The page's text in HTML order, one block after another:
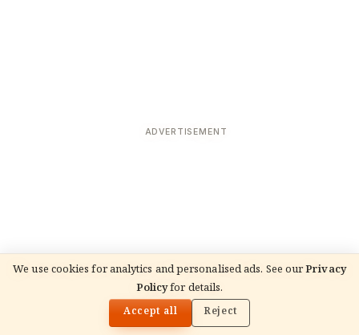
We use cookies for analytics and personalised ads. See ourPrivacy
Policyfor details.
Accept all Reject
ADVERTISEMENT
हिंदू शिशु नाम मास्टर डायरेक्टरी 2026: नक्षत्र और अंकशास्त्र
फ़िल्टर के साथ संपूर्ण लड़के + लड़कियाँ अनुक्रमणिका